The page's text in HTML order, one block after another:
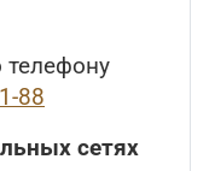
телефону
88
сетях